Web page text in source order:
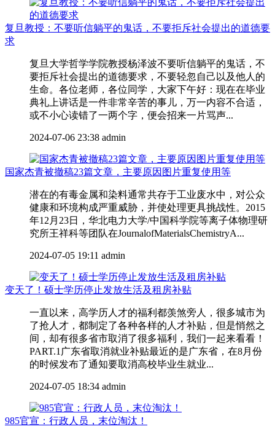
复旦教授：不要听信躺平的鬼话，不要拒斥社会提出的道德要
求
复旦大学哲学学院教授杨泽波不要听信躺平的鬼话，不
要拒斥社会提出的道德要求，不要轻忽自己以及他人的
生命。各位老师，各位同学，大家下午好：现在在毕业
典礼上讲话是一件非常辛苦的事儿，万一内容不合适，
或不小心读错了一两个字，便会招来一片骂声...
2024-07-06 23:38 admin
国家杰青被撤稿23篇文章，主要原因图片重复使用等
潜在的有毒金属和染料通常共存于工业废水中，对公众
健康和环境构成严重威胁，并使处理更具挑战性。2015
年12月23日，华北电力大学/中国科学院等离子体物理研
究所王祥科等团队在JournalofMaterialsChemistryA...
2024-07-05 19:11 admin
变天了！硕士学历停止发放生活及租房补贴
一直以来，高学历人才的福利都羡煞旁人，很多城市为
了抢人才，都制定了各种各样的人才补贴，但是悄然之
间，却有很多省市取消了很多福利，我们一起来看看！
PART.1广东省取消就业补贴最近的是广东省，在8月份
的时候发布了通知要取消高校毕业生就业...
2024-07-05 18:34 admin
985官宣：行政人员，末位淘汰！